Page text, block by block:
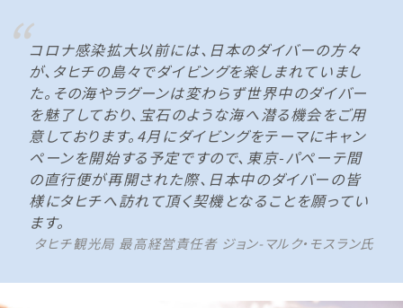
コロナ感染拡大以前には、日本のダイバーの方々
が、タヒチの島々でダイビングを楽しまれていまし
た。その海やラグーンは変わらず世界中のダイバー
を魅了しており、宝石のような海へ潜る機会をご用
意しております。4月にダイビングをテーマにキャン
ペーンを開始する予定ですので、東京-パペーテ間
の直行便が再開された際、日本中のダイバーの皆
様にタヒチへ訪れて頂く契機となることを願ってい
ます。
タヒチ観光局 最高経営責任者 ジョン-マルク・モスラン氏